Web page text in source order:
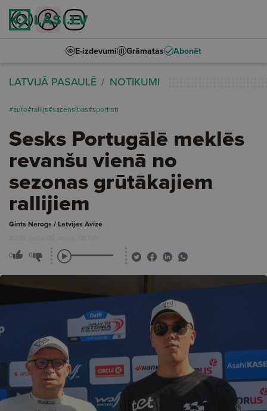
E-izdevumi Grāmatas Abonēt
LATVIJĀ PASAULĒ NOTIKUMI
#auto#rallijs#sacensības#sportisti
Sesks Portugālē meklēs
revanšu vienā no
sezonas grūtākajiem
rallijiem
Gints Narogs / Latvijas Avīze
2026. gada 08. maijs, 06:00
0 0